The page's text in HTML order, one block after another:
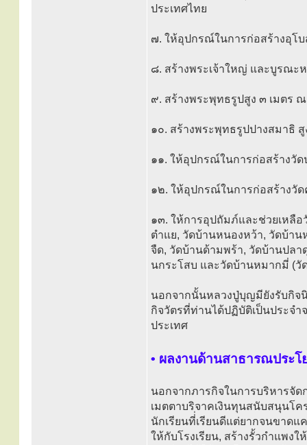
ประเทศไทย
๗. ให้อุปกรณ์ในการก่อสร้างอุโบ
๘. สร้างพระเจ้าใหญ่ และบูรณะ
๙. สร้างพระพุทธรูปสูง ๓ เมตร
๑๐. สร้างพระพุทธรูปปางสมาธิ สู
๑๑. ให้อุปกรณ์ในการก่อสร้างวัด
๑๒. ให้อุปกรณ์ในการก่อสร้างวัด
๑๓. ให้การอุปถัมภ์และช่วยเหลือ
ตำแย, วัดบ้านหนองหว้า, วัดบ้า
จืด, วัดบ้านด้ามพร้า, วัดบ้านปลา
นกระโสบ และวัดบ้านหมากมี่ (วั
นอกจากนั้นหลวงปู่บุญมียังรับกิจ
กิจวัตรที่ท่านได้ปฏิบัติเป็นประจ
ประเทศ
• ผลงานด้านสาธารณประโ
นอกจากภารกิจในการบริหารจั
เมตตาบริจาคเงินทุนสนับสนุนโ
นักเรียนที่่เรียนดีแต่ยากจนขาด
ให้กับโรงเรียน, สร้างรั้วกำแพงใ